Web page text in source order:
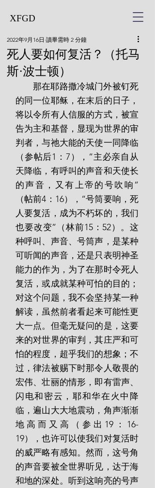
XFGD
死人要如何复活？（托马
斯·波士顿）
2022年9月16日 讀畢需時 2 分鐘
       那在耶路撒冷城门外被钉死
的同一位耶稣，在末后的日子，
将以令所有人信服的方式，被宣
告为主和基督，显现为世界的审
判者，与祂大能的天使一同降临
（参帖后1：7），“主必亲自从
天降临，有呼叫的声音和天使长
的声音，又有上帝的号吹响”
（帖前4：16），“号筒要响，死
人要复活，成为不朽坏的，我们
也要改变”（林前15：52）。这
种呼叫、声音、号筒声，是某种
可听闻的声音，还是只表明神圣
能力的作为，为了在那时令死人
复活，或成就某种可怕的目的；
对这个问题，我不会坚持某一种
解读，虽然前者看起来可能性更
大一点。但毫无疑问的是，这要
来的对世界的审判，其庄严和可
怕的程度，超乎我们的想象；不
过，律法被赐下时那令人敬畏的
宏伟、壮丽的情形，即有雷声、
闪电和密云，耶和华在火中降
临，遍山大大地震动，角声渐渐
地高而又高（参出19：16-
19），也许可以使我们对复活时
的威严略有感知。然而，这号角
的声音要被全世界听见，达于海
和地的深处。听到这响亮的号声